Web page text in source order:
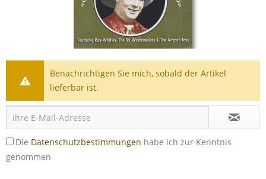
Benachrichtigen Sie mich, sobald der Artikel
lieferbar ist.
Die Datenschutzbestimmungen habe ich zur Kenntnis
genommen